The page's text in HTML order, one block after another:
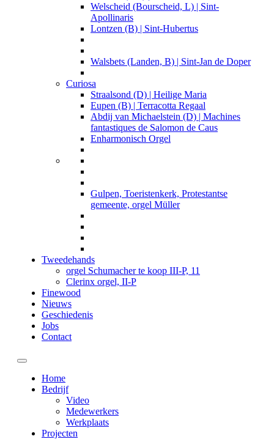
Welscheid (Bourscheid, L) | Sint-
Apollinaris
Lontzen (B) | Sint-Hubertus
Walsbets (Landen, B) | Sint-Jan de Doper
Curiosa
Straalsond (D) | Heilige Maria
Eupen (B) | Terracotta Regaal
Abdij van Michaelstein (D) | Machines
fantastiques de Salomon de Caus
Enharmonisch Orgel
Gulpen, Toeristenkerk, Protestantse
gemeente, orgel Müller
Tweedehands
orgel Schumacher te koop III-P, 11
Clerinx orgel, II-P
Finewood
Nieuws
Geschiedenis
Jobs
Contact
Toggle navigation
Home
Bedrijf
Video
Medewerkers
Werkplaats
Projecten